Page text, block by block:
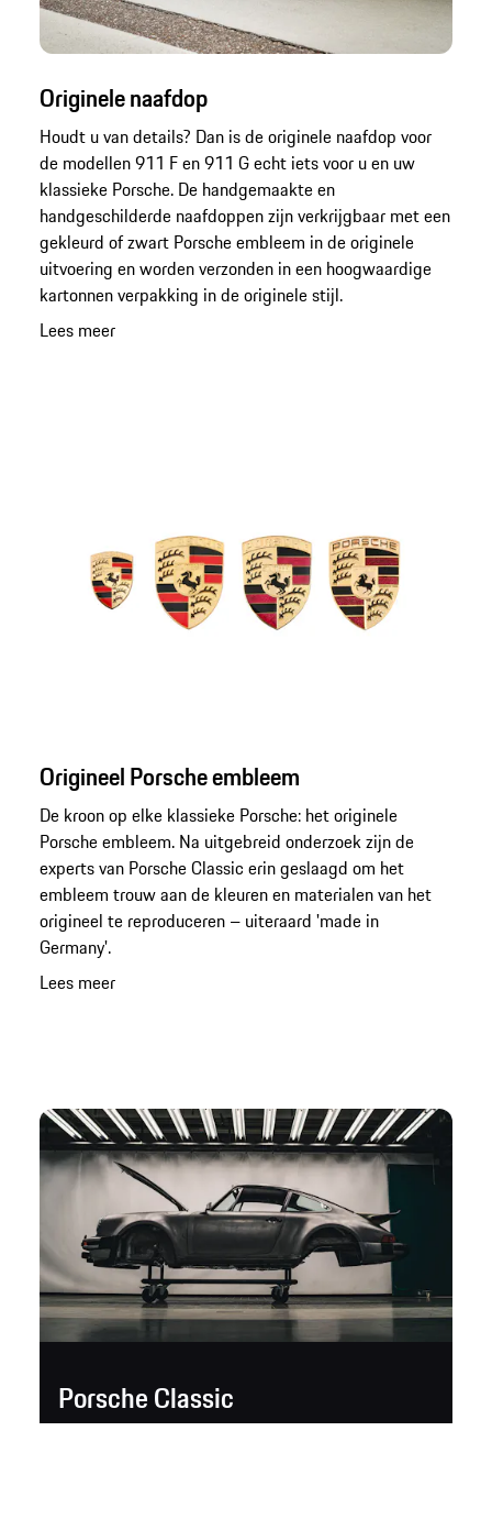
Originele naafdop
Houdt u van details? Dan is de originele naafdop voor
de modellen 911 F en 911 G echt iets voor u en uw
klassieke Porsche. De handgemaakte en
handgeschilderde naafdoppen zijn verkrijgbaar met een
gekleurd of zwart Porsche embleem in de originele
uitvoering en worden verzonden in een hoogwaardige
kartonnen verpakking in de originele stijl.
Lees meer
Origineel Porsche embleem
De kroon op elke klassieke Porsche: het originele
Porsche embleem. Na uitgebreid onderzoek zijn de
experts van Porsche Classic erin geslaagd om het
embleem trouw aan de kleuren en materialen van het
origineel te reproduceren – uiteraard 'made in
Germany'.
Lees meer
Porsche Classic